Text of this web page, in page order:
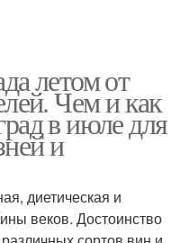
летом от
Чем и как
в июле для
и
диетическая и
веков. Достоинство